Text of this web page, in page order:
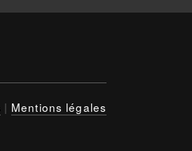
| Mentions légales